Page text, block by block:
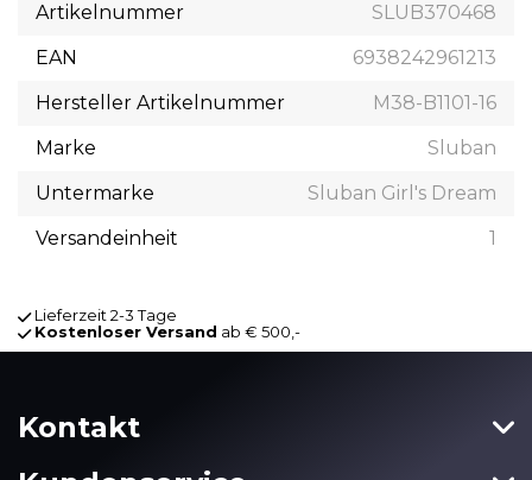
Artikelnummer
SLUB370468
EAN
6938242961213
Hersteller Artikelnummer
M38-B1101-16
Marke
Sluban
Untermarke
Sluban Girl's Dream
Versandeinheit
1
Lieferzeit 2-3 Tage
Kostenloser Versand ab € 500,-
Kontakt